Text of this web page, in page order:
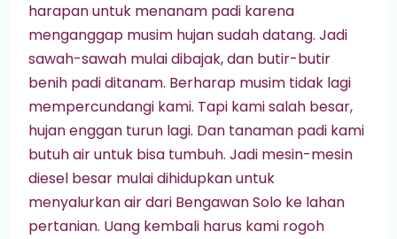
harapan untuk menanam padi karena
menganggap musim hujan sudah datang. Jadi
sawah-sawah mulai dibajak, dan butir-butir
benih padi ditanam. Berharap musim tidak lagi
mempercundangi kami. Tapi kami salah besar,
hujan enggan turun lagi. Dan tanaman padi kami
butuh air untuk bisa tumbuh. Jadi mesin-mesin
diesel besar mulai dihidupkan untuk
menyalurkan air dari Bengawan Solo ke lahan
pertanian. Uang kembali harus kami rogoh